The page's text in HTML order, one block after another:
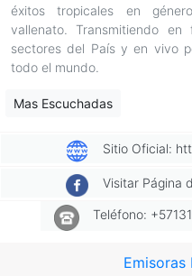
éxitos tropicales en
vallenato. Transmitiendo
sectores del País y en vivo
todo el mundo.
Mas Escuchadas
Sitio Oficial:
Visitar Página
Teléfono:
Emisoras